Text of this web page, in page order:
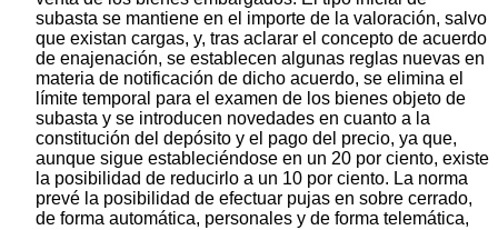
subasta se mantiene en el importe de la valoración, salvo
que existan cargas, y, tras aclarar el concepto de acuerdo
de enajenación, se establecen algunas reglas nuevas en
materia de notificación de dicho acuerdo, se elimina el
límite temporal para el examen de los bienes objeto de
subasta y se introducen novedades en cuanto a la
constitución del depósito y el pago del precio, ya que,
aunque sigue estableciéndose en un 20 por ciento, existe
la posibilidad de reducirlo a un 10 por ciento. La norma
prevé la posibilidad de efectuar pujas en sobre cerrado,
de forma automática, personales y de forma telemática,